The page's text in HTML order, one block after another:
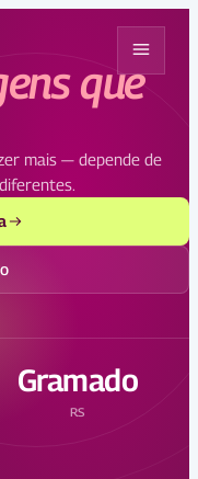
que
mais — depende de
Gramado
RS